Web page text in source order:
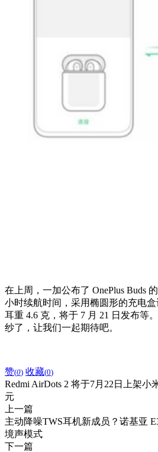
在上周，一加公布了 OnePlus Buds
小时续航时间，采用椭圆形的充电
耳重 4.6 克，将于 7 月 21 日发布等
纱了，让我们一起期待吧。
赞(0) 收藏(0)
Redmi AirDots 2 将于7月22日上架小
元
上一篇
主动降噪TWS耳机新成员？诺基亚
境声模式
下一篇